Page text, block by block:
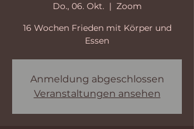
Do., 06. Okt.
  |
Zoom
16 Wochen Frieden mit Körper und
Essen
Anmeldung abgeschlossen
Veranstaltungen ansehen